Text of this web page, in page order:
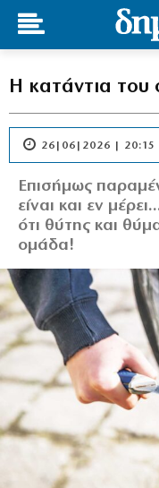
Η κατάντια του
26|06|2026 | 20:15
Επισήμως
είναι και εν
ότι θύτης και
ομάδα!